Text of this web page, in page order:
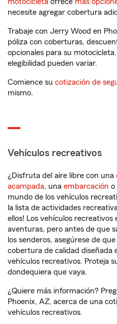
necesite agregar cobertura
Trabaje con Jerry Wood en
póliza con coberturas,
opcionales para su
elegibilidad pueden variar.
Comience su cotización de
mismo.
Vehículos recreativos
¿Disfruta del aire libre con una
acampada, una embarcación o
mundo de los vehículos
la lista de actividades
ellos! Los vehículos
aventuras, pero antes de que
los senderos, asegúrese de
cobertura de calidad diseñada
vehículos recreativos. Proteja
dondequiera que vaya.
¿Quiere más información?
Phoenix, AZ, acerca de una
vehículos recreativos.